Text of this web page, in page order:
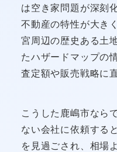
は空き家問題が深刻
不動産の特性が大き
宮周辺の歴史ある土
たハザードマップの
査定額や販売戦略に
こうした鹿嶋市なら
ない会社に依頼する
を見過ごされ、相場